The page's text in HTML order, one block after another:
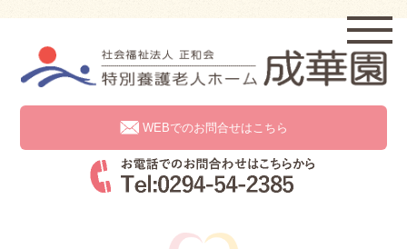
WEBでのお問合せはこちら